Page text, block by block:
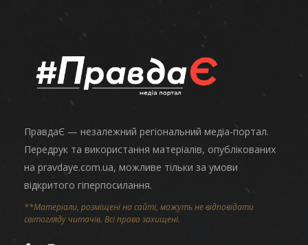
ПравдаЄ — незалежний регіональний медіа-портал.
Передрук та використання матеріалів, опублікованих
на pravdaye.com.ua, можливе тільки за умови
відкритого гіперпосилання.
**Матеріали, розміщені на сайті, можуть не відповідати
світогляду читачів. Всі права захищені.